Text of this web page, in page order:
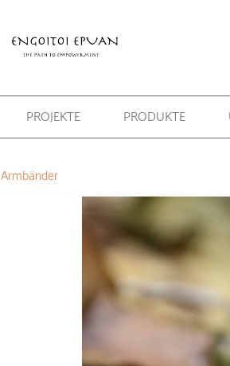
PROJEKTE PRODUKTE
Armbänder